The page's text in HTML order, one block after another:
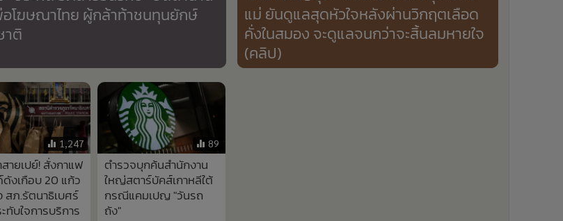
อโฆษณาไทย ผู้กล้าท้าชนทุนยักษ์
าติ
แม่ ยันดูแลสุดหัวใจหลังผ่านวิกฤตเลือด
คั่งในสมอง จะดูแลจนกว่าจะสิ้นลมหายใจ
(คลิป)
1,247
ายเปย์! สั่งกาแฟ
งเกือบ 20 แก้ว
สภ.รัตนาธิเบศร์
ทับใจการบริการ
89
ตำรวจบุกค้นสำนักงาน
ใหญ่สตาร์บัคส์เกาหลีใต้
กรณีแคมเปญ "วันรถ
ถัง"